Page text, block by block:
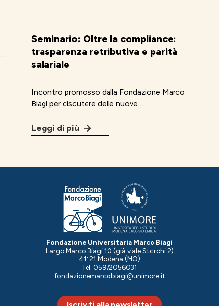
Seminario: Oltre la compliance:
trasparenza retributiva e parità
salariale
Incontro promosso dalla Fondazione Marco
Biagi per discutere delle nuove…
Leggi di più
Fondazione Universitaria Marco Biagi
Largo Marco Biagi 10 (già viale Storchi 2)
41121 Modena (MO)
Tel. 059/2056031
fondazionemarcobiagi@unimore.it
Iscriviti alla newsletter